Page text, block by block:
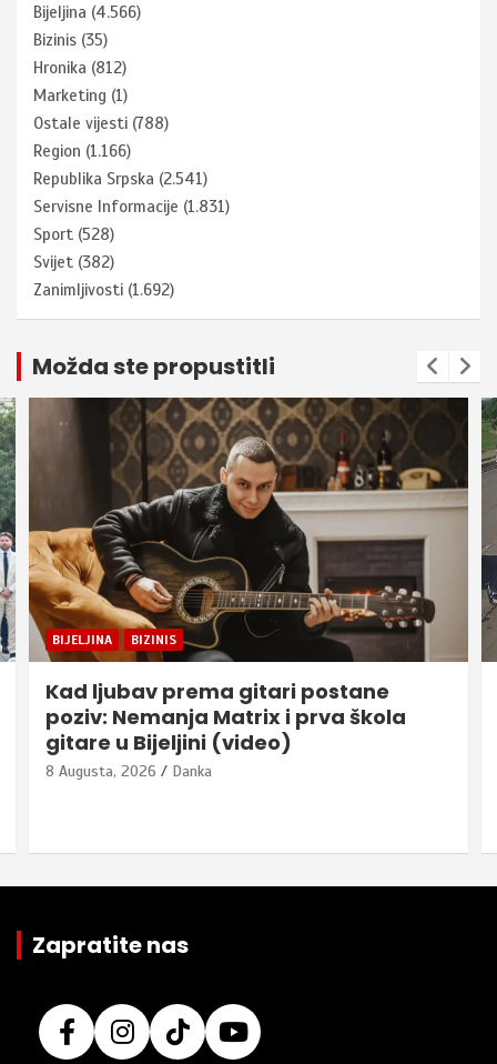
Bijeljina (4.566)
Bizinis (35)
Hronika (812)
Marketing (1)
Ostale vijesti (788)
Region (1.166)
Republika Srpska (2.541)
Servisne Informacije (1.831)
Sport (528)
Svijet (382)
Zanimljivosti (1.692)
Možda ste propustitli
BIJELJINA BIZINIS
Kad ljubav prema gitari postane
poziv: Nemanja Matrix i prva škola
gitare u Bijeljini (video)
8 Augusta, 2026 Danka
Zapratite nas